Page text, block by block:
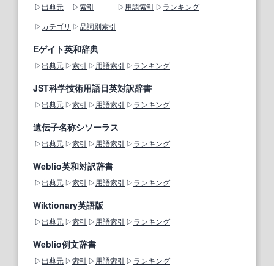
出典元 索引 用語索引
ランキング
カテゴリ
品詞別索引
Eゲイト英和辞典
出典元 索引 用語索引 ランキング
JST科学技術用語日英対訳辞書
出典元 索引 用語索引 ランキング
遺伝子名称シソーラス
出典元 索引 用語索引 ランキング
Weblio英和対訳辞書
出典元 索引 用語索引 ランキング
Wiktionary英語版
出典元 索引 用語索引 ランキング
Weblio例文辞書
出典元 索引 用語索引 ランキング